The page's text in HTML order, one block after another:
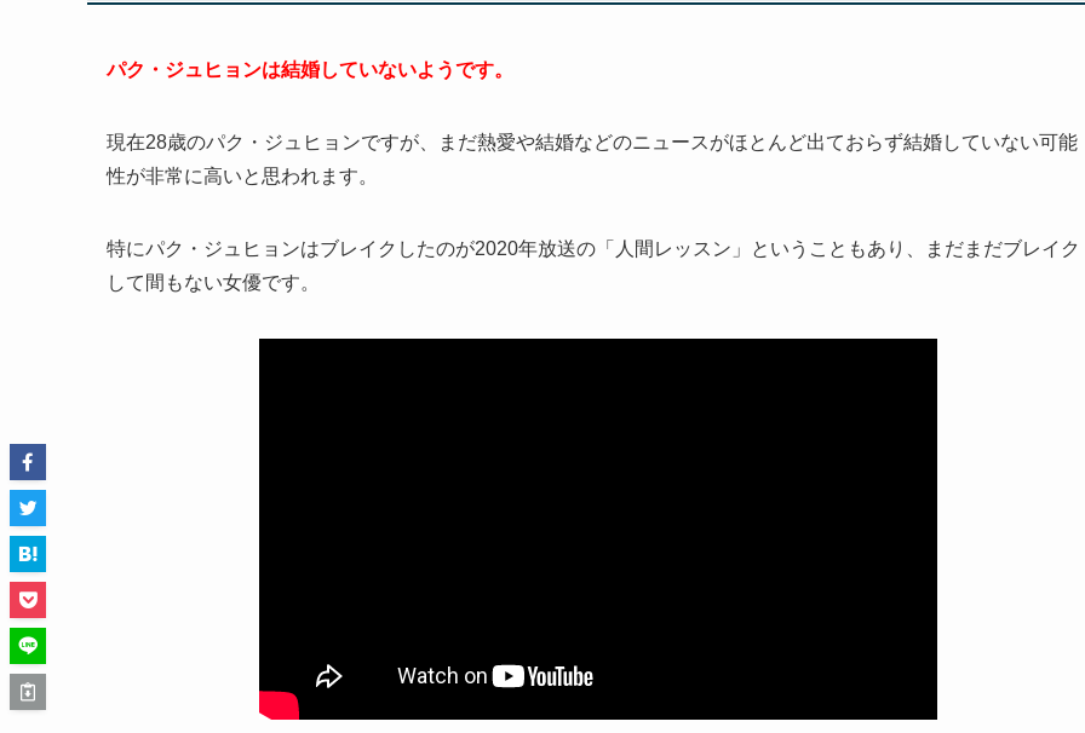
パク・ジュヒョンは結婚していないようです。
現在28歳のパク・ジュヒョンですが、まだ熱愛や結婚などのニュースがほとんど出ておらず結婚していない可能
性が非常に高いと思われます。
特にパク・ジュヒョンはブレイクしたのが2020年放送の「人間レッスン」ということもあり、まだまだブレイク
して間もない女優です。